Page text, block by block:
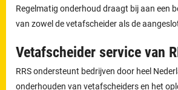
Regelmatig onderhoud draagt bij aan een
van zowel de vetafscheider als de
Vetafscheider service van
RRS ondersteunt bedrijven door heel
onderhouden van vetafscheiders en het